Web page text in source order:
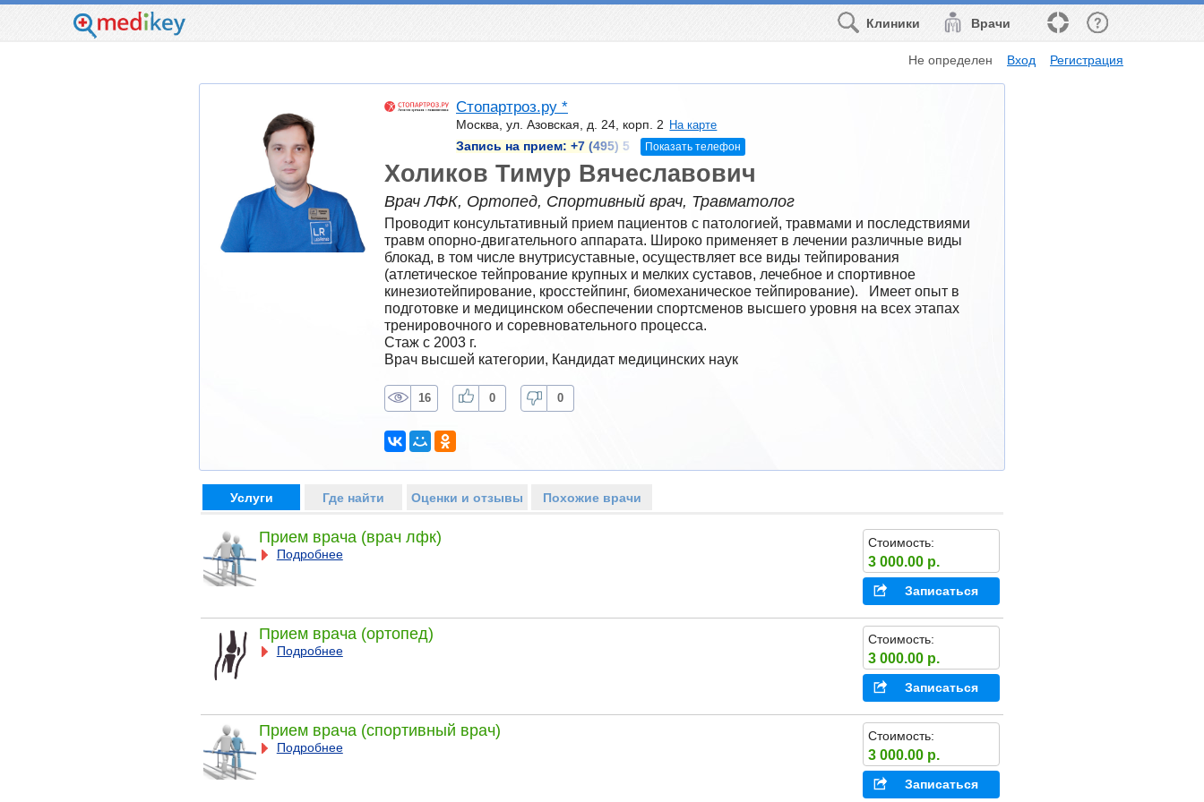
Врачи
Клиники
Не определен Вход Регистрация
Стопартроз.ру *
Москва, ул. Азовская, д. 24, корп. 2 На карте
Запись на прием: +7 (495) 5 Показать телефон
Холиков Тимур Вячеславович
Врач ЛФК, Ортопед, Спортивный врач, Травматолог
Проводит консультативный прием пациентов с патологией, травмами и последствиями
травм опорно-двигательного аппарата. Широко применяет в лечении различные виды
блокад, в том числе внутрисуставные, осуществляет все виды тейпирования
(атлетическое тейпрование крупных и мелких суставов, лечебное и спортивное
кинезиотейпирование, кросстейпинг, биомеханическое тейпирование).   Имеет опыт в
подготовке и медицинском обеспечении спортсменов высшего уровня на всех этапах
тренировочного и соревновательного процесса.
Стаж с 2003 г.
Врач высшей категории, Кандидат медицинских наук
16 0 0
Услуги Где найти Оценки и отзывы Похожие врачи
Прием врача (врач лфк)
Подробнее
Стоимость:
3 000.00 р.
Записаться
Прием врача (ортопед)
Подробнее
Стоимость:
3 000.00 р.
Записаться
Прием врача (спортивный врач)
Подробнее
Стоимость:
3 000.00 р.
Записаться